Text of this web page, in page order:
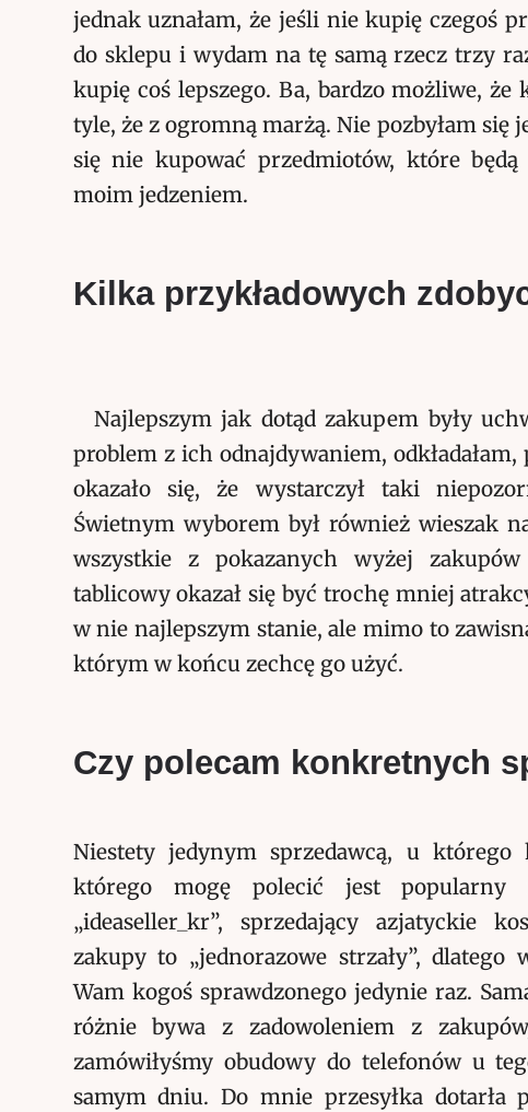
jednak uznałam, że jeśli nie kupię czegoś
do sklepu i wydam na tę samą rzecz trzy
kupię coś lepszego. Ba, bardzo możliwe, że
tyle, że z ogromną marżą. Nie pozbyłam się
się nie kupować przedmiotów, które
moim jedzeniem.
Kilka przykładowych
Najlepszym jak dotąd zakupem były
problem z ich odnajdywaniem,
okazało się, że wystarczył taki
Świetnym wyborem był również wieszak
wszystkie z pokazanych wyżej
tablicowy okazał się być trochę mniej
w nie najlepszym stanie, ale mimo to
którym w końcu zechcę go użyć.
Czy polecam konkretnych
Niestety jedynym sprzedawcą, u
którego mogę polecić jest popularny
„ideaseller_kr”, sprzedający azjatyckie
zakupy to „jednorazowe strzały”,
Wam kogoś sprawdzonego jedynie raz.
różnie bywa z zadowoleniem z
zamówiłyśmy obudowy do telefonów u
samym dniu. Do mnie przesyłka dotarła